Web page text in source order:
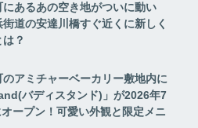
にあるあの空き地がついに動い
道の安達川橋すぐ近くに新しく
？
アミチャーベーカリー敷地内に
バディスタンド)」が2026年7
ープン！可愛い外観と限定メニ